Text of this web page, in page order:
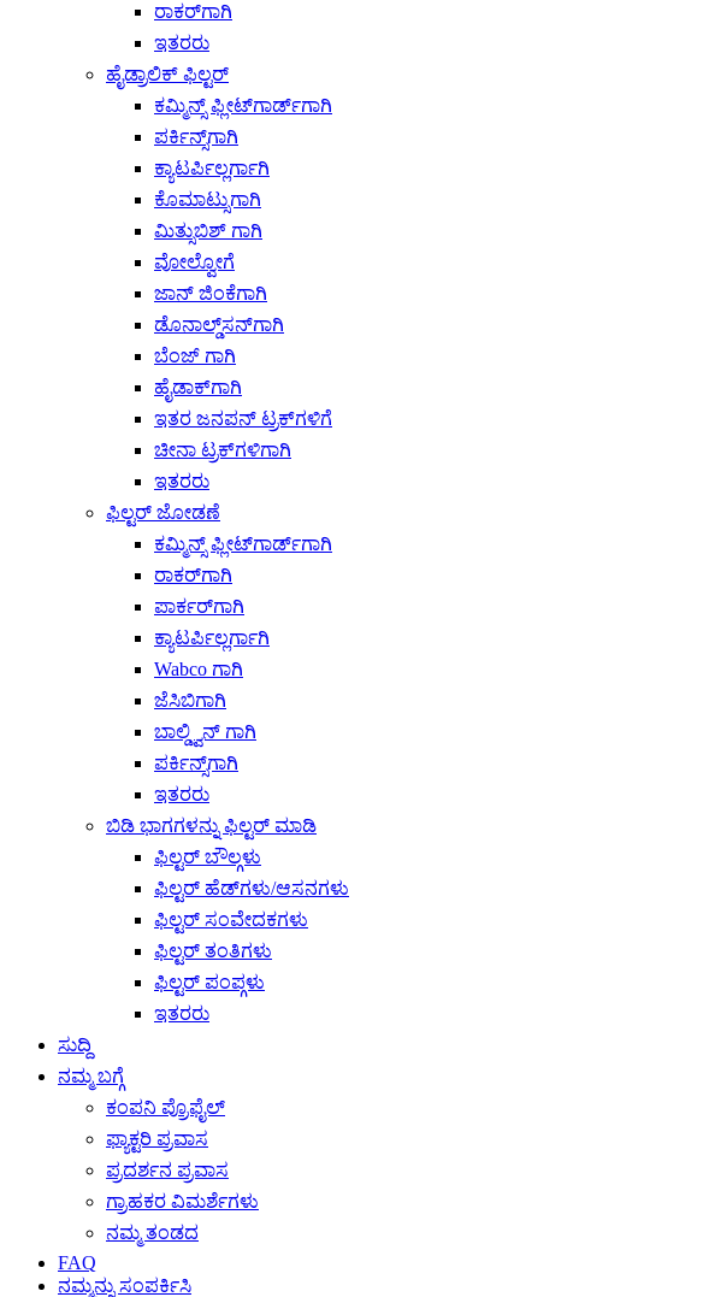
ರಾಕರ್‌ಗಾಗಿ
ಇತರರು
ಹೈಡ್ರಾಲಿಕ್ ಫಿಲ್ಟರ್
ಕಮ್ಮಿನ್ಸ್ ಫ್ಲೀಟ್‌ಗಾರ್ಡ್‌ಗಾಗಿ
ಪರ್ಕಿನ್ಸ್‌ಗಾಗಿ
ಕ್ಯಾಟರ್ಪಿಲ್ಲರ್ಗಾಗಿ
ಕೊಮಾಟ್ಸುಗಾಗಿ
ಮಿತ್ಸುಬಿಶ್ ಗಾಗಿ
ವೋಲ್ವೋಗೆ
ಜಾನ್ ಜಿಂಕೆಗಾಗಿ
ಡೊನಾಲ್ಡ್‌ಸನ್‌ಗಾಗಿ
ಬೆಂಜ್ ಗಾಗಿ
ಹೈಡಾಕ್‌ಗಾಗಿ
ಇತರ ಜನಪನ್ ಟ್ರಕ್‌ಗಳಿಗೆ
ಚೀನಾ ಟ್ರಕ್‌ಗಳಿಗಾಗಿ
ಇತರರು
ಫಿಲ್ಟರ್ ಜೋಡಣೆ
ಕಮ್ಮಿನ್ಸ್ ಫ್ಲೀಟ್‌ಗಾರ್ಡ್‌ಗಾಗಿ
ರಾಕರ್‌ಗಾಗಿ
ಪಾರ್ಕರ್‌ಗಾಗಿ
ಕ್ಯಾಟರ್ಪಿಲ್ಲರ್ಗಾಗಿ
Wabco ಗಾಗಿ
ಜೆಸಿಬಿಗಾಗಿ
ಬಾಲ್ಡ್ವಿನ್ ಗಾಗಿ
ಪರ್ಕಿನ್ಸ್‌ಗಾಗಿ
ಇತರರು
ಬಿಡಿ ಭಾಗಗಳನ್ನು ಫಿಲ್ಟರ್ ಮಾಡಿ
ಫಿಲ್ಟರ್ ಬೌಲ್ಗಳು
ಫಿಲ್ಟರ್ ಹೆಡ್‌ಗಳು/ಆಸನಗಳು
ಫಿಲ್ಟರ್ ಸಂವೇದಕಗಳು
ಫಿಲ್ಟರ್ ತಂತಿಗಳು
ಫಿಲ್ಟರ್ ಪಂಪ್ಗಳು
ಇತರರು
ಸುದ್ದಿ
ನಮ್ಮ ಬಗ್ಗೆ
ಕಂಪನಿ ಪ್ರೊಫೈಲ್
ಫ್ಯಾಕ್ಟರಿ ಪ್ರವಾಸ
ಪ್ರದರ್ಶನ ಪ್ರವಾಸ
ಗ್ರಾಹಕರ ವಿಮರ್ಶೆಗಳು
ನಮ್ಮ ತಂಡದ
FAQ
ನಮ್ಮನ್ನು ಸಂಪರ್ಕಿಸಿ